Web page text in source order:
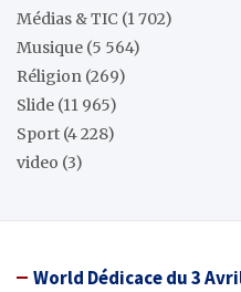
Médias & TIC (1 702)
Musique (5 564)
Réligion (269)
Slide (11 965)
Sport (4 228)
video (3)
World Dédicace du 3